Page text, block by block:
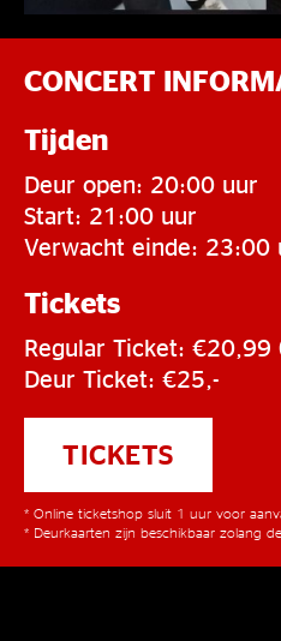
CONCERT
Tijden
Deur open: 20:00 uur
Start: 21:00 uur
Verwacht einde: 23:00
Tickets
Regular Ticket: €20,99
Deur Ticket: €25,-
TICKETS
* Online ticketshop sluit 1 uur voor
* Deurkaarten zijn beschikbaar zolang